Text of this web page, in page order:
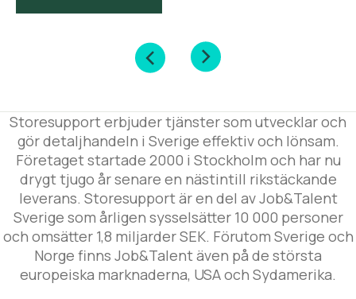
Storesupport erbjuder tjänster som utvecklar och
gör detaljhandeln i Sverige effektiv och lönsam.
Företaget startade 2000 i Stockholm och har nu
drygt tjugo år senare en nästintill rikstäckande
leverans. Storesupport är en del av Job&Talent
Sverige som årligen sysselsätter 10 000 personer
och omsätter 1,8 miljarder SEK. Förutom Sverige och
Norge finns Job&Talent även på de största
europeiska marknaderna, USA och Sydamerika.